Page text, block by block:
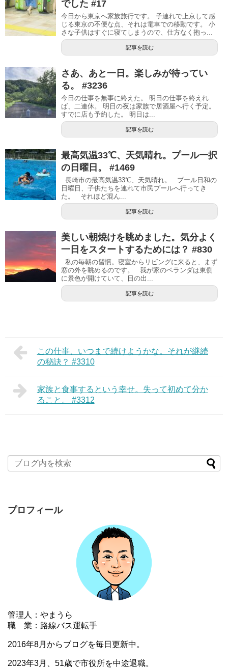
でした #17
今日から東京へ家族旅行です。 子連れで上京して感
じる東京の不便な点、それは電車での移動です。 小
さな子供はすぐに寝てしまうので、仕方なく抱っ...
記事を読む
さあ、あと一日。楽しみが待ってい
る。 #3236
今日の仕事を無事に終えた。 明日の仕事を終えれ
ば、二連休。 明日の夜は家族で居酒屋へ行く予定。
すでに店も予約した。 明日は...
記事を読む
最高気温33℃、天気晴れ。プール一択
の日曜日。 #1469
長崎市の最高気温33℃、天気晴れ。 プール日和の
日曜日、子供たちを連れて市民プールへ行ってき
た。 それほど混ん...
記事を読む
美しい朝焼けを眺めました。気分よく
一日をスタートするためには？ #830
私の毎朝の習慣。寝室からリビングに来ると、まず
窓の外を眺めるのです。 我が家のベランダは東側
に景色が開けていて、日の出...
記事を読む
この仕事、いつまで続けようかな。それが継続
の秘訣？ #3310
家族と食事するという幸せ。失って初めて分か
ること。 #3312
プロフィール
管理人：やまうら
職 業：路線バス運転手
2016年8月からブログを毎日更新中。
2023年3月、51歳で市役所を中途退職。